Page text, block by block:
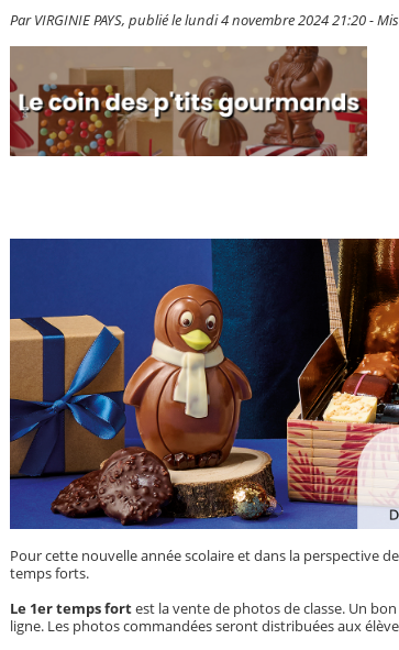
Par VIRGINIE PAYS, publié le lundi 4 novembre 2024 21:20 -
Pour cette nouvelle année scolaire et dans la perspective
temps forts.
Le 1er temps fortest la vente de photos de classe. Un
ligne. Les photos commandées seront distribuées aux